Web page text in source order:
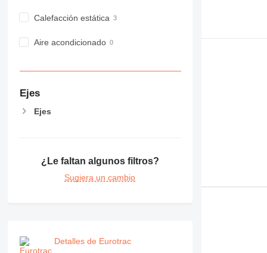
M-series
Calefacción estática
Aire acondicionado
Ejes
Ejes
¿Le faltan algunos filtros?
Sugiera un cambio
Detalles de Eurotrac